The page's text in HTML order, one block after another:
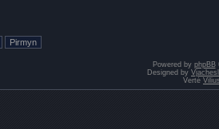
Powered by phpBB
Designed by
Vertė